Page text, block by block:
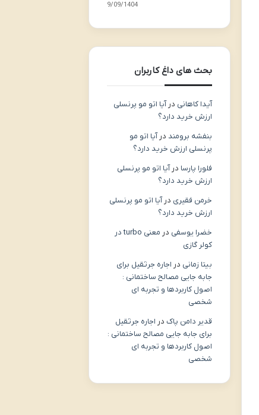
09/09/1404
بحث های داغ کاربران
آیدا کاهانی درآیا اتو مو پرنسلی
ارزش خرید دارد؟
بنفشه برومند درآیا اتو مو
پرنسلی ارزش خرید دارد؟
فلورا پارسا درآیا اتو مو پرنسلی
ارزش خرید دارد؟
خرمن فقیری درآیا اتو مو پرنسلی
ارزش خرید دارد؟
خضرا یوسفی در
معنی turbo در
کولر گازی
بیتا زمانی در اجاره جرثقیل برای
جابه جایی مصالح ساختمانی :
اصول کاربردها و تجربه ای
شخصی
قدیر دامن پاکدر اجاره جرثقیل
برای جابه جایی مصالح ساختمانی :
اصول کاربردها و تجربه ای
شخصی